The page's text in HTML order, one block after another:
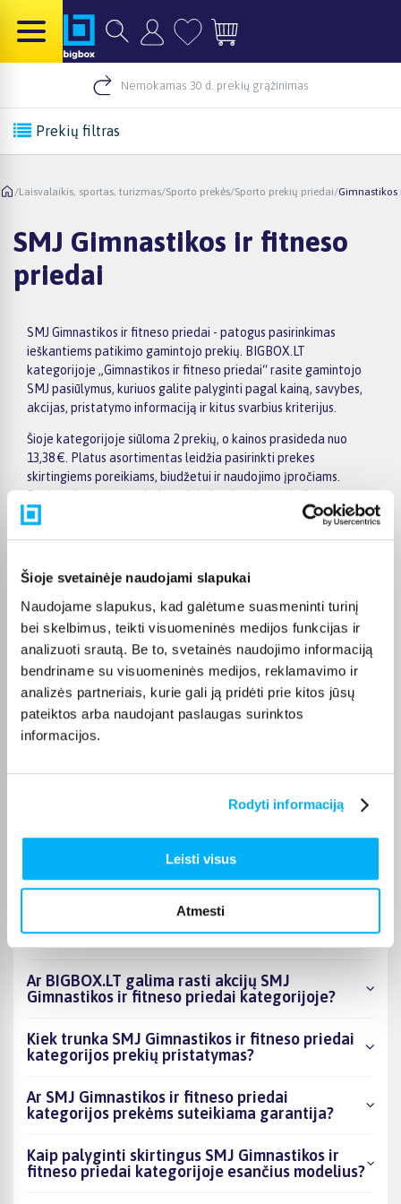
Šioje svetainėje naudojami slapukai
Naudojame slapukus, kad galėtume suasmeninti turinį
bei skelbimus, teikti visuomeninės medijos funkcijas ir
analizuoti srautą. Be to, svetainės naudojimo informaciją
bendriname su visuomeninės medijos, reklamavimo ir
analizės partneriais, kurie gali ją pridėti prie kitos jūsų
pateiktos arba naudojant paslaugas surinktos
informacijos.
Rodyti informaciją
Leisti visus
Atmesti
Nemokamas 30 d. prekių grąžinimas
Prekių filtras
/Laisvalaikis, sportas, turizmas/Sporto prekės/Sporto prekių priedai/
SMJ Gimnastikos ir fitneso
priedai
SMJ Gimnastikos ir fitneso priedai - patogus pasirinkimas
ieškantiems patikimo gamintojo prekių. BIGBOX.LT
kategorijoje „Gimnastikos ir fitneso priedai“ rasite gamintojo
SMJ pasiūlymus, kuriuos galite palyginti pagal kainą, savybes,
akcijas, pristatymo informaciją ir kitus svarbius kriterijus.
Šioje kategorijoje siūloma 2 prekių, o kainos prasideda nuo
13,38 €. Platus asortimentas leidžia pasirinkti prekes
skirtingiems poreikiams, biudžetui ir naudojimo įpročiams.
Renkantis verta įvertinti ne tik kainą, bet ir pagrindines
savybes, funkcionalumą, komplektaciją, garantijos sąlygas bei
pasiūlymus ir patogiai palyginti SMJ prekes tarpusavyje.
Atsižvelkite į jums svarbiausius kriterijus, pristatymo
informaciją ir prekės aprašymą, kad galėtumėte priimti patogų
ir apgalvotą sprendimą.
Palyginkite SMJ prekes BIGBOX.LT ir išsirinkite tinkamiausią
variantą internetu.
Kiek prekių yra SMJ Gimnastikos ir fitneso
priedai kategorijos asortimente ir kokia
žemiausia kaina?
Ar BIGBOX.LT galima rasti akcijų SMJ
Gimnastikos ir fitneso priedai kategorijoje?
Kiek trunka SMJ Gimnastikos ir fitneso priedai
kategorijos prekių pristatymas?
Ar SMJ Gimnastikos ir fitneso priedai
kategorijos prekėms suteikiama garantija?
Kaip palyginti skirtingus SMJ Gimnastikos ir
fitneso priedai kategorijoje esančius modelius?